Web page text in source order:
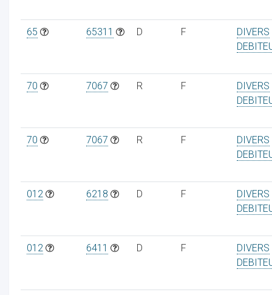
65 65311 D F
DIVERS
70 7067 R F
DIVERS
70 7067 R F
DIVERS
012 6218 D F
DIVERS
012 6411 D F
DIVERS